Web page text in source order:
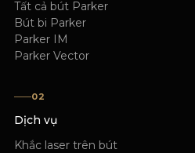
Tất cả bút Parker
Bút bi Parker
Parker IM
Parker Vector
02
Dịch vụ
Khắc laser trên bút